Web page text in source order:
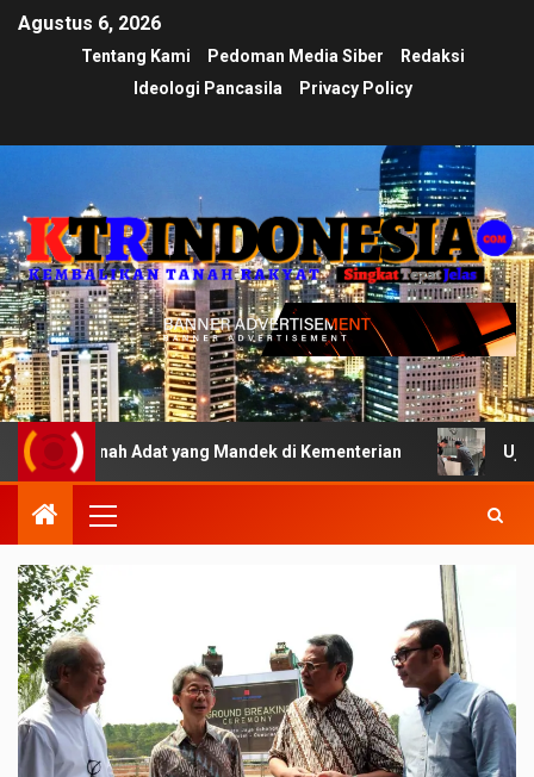
Agustus 6, 2026
Tentang Kami Pedoman Media Siber
Redaksi
Ideologi Pancasila
Privacy Policy
Adat yang Mandek di Kementerian Ujian